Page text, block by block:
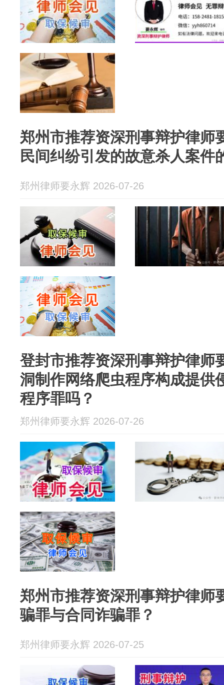
郑州市推荐资深刑事辩护律师
民间纠纷引发的故意杀人案件
郑州律师要永辉 2026-07-26
登封市推荐资深刑事辩护律师
洞制作网络爬虫程序构成提供
程序罪吗？
郑州律师要永辉 2026-07-26
郑州市推荐资深刑事辩护律师
骗罪与合同诈骗罪？
郑州律师要永辉 2026-07-25